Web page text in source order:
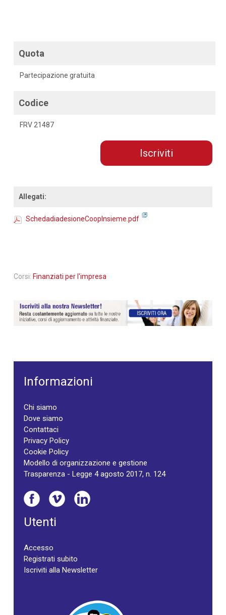
Quota
Partecipazione gratuita
Codice
FRV 21487
Iscriviti
Allegati:
SchedadiadesioneCoopInsieme.pdf
Corsi: Finanziati per l'impresa
Informazioni
Chi siamo
Dove siamo
Contattaci
Privacy Policy
Cookie Policy
Modello di organizzazione e gestione
Trasparenza - Legge 4 agosto 2017, n. 124
Utenti
Accesso
Registrati subito
Iscriviti alla Newsletter